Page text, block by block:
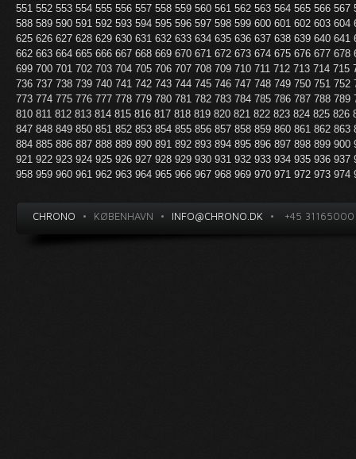
551 552 553 554 555 556 557 558 559 560 561 562 563 564 565 566 567
588 589 590 591 592 593 594 595 596 597 598 599 600 601 602 603 604
625 626 627 628 629 630 631 632 633 634 635 636 637 638 639 640 641
662 663 664 665 666 667 668 669 670 671 672 673 674 675 676 677 678
699 700 701 702 703 704 705 706 707 708 709 710 711 712 713 714 715
736 737 738 739 740 741 742 743 744 745 746 747 748 749 750 751 752
773 774 775 776 777 778 779 780 781 782 783 784 785 786 787 788 789
810 811 812 813 814 815 816 817 818 819 820 821 822 823 824 825 826
847 848 849 850 851 852 853 854 855 856 857 858 859 860 861 862 863
884 885 886 887 888 889 890 891 892 893 894 895 896 897 898 899 900
921 922 923 924 925 926 927 928 929 930 931 932 933 934 935 936 937
958 959 960 961 962 963 964 965 966 967 968 969 970 971 972 973 974
CHRONO • KØBENHAVN • INFO@CHRONO.DK • +45 31165000